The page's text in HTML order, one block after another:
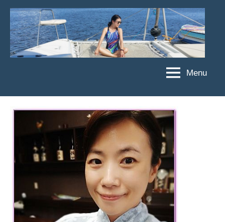
Skip
content
菲
亞
JEFFIA
FANG
團、
遊、
Menu